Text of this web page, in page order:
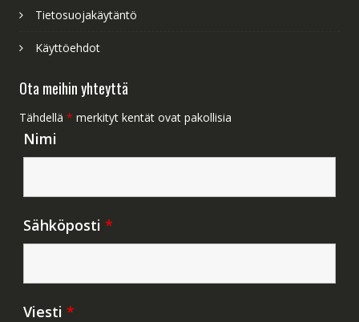
Tietosuojakäytäntö
Käyttöehdot
Ota meihin yhteyttä
Tähdellä * merkityt kentät ovat pakollisia
Nimi
Sähköposti *
Viesti *